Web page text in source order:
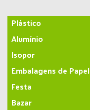
Plástico
Alumínio
Isopor
Embalagens de Papel
Festa
Bazar